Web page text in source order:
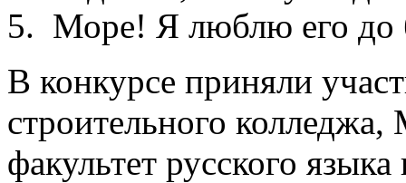
Море! Я люблю его до
В конкурсе приняли
строительного
факультет русского